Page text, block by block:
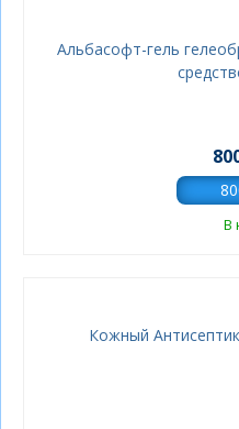
Альбасофт-гель
В
Кожный